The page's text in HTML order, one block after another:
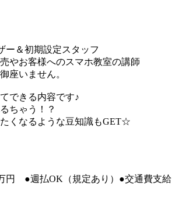
ー＆初期設定スタッフ
やお客様へのスマホ教室の講師
座いません。
できる内容です♪
ちゃう！？
くなるような豆知識もGET☆
円 ●週払OK（規定あり）●交通費支給